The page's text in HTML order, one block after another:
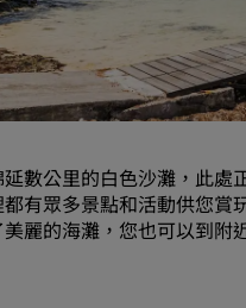
要
活
產
搜
搜
數公里的白色沙灘，此
有眾多景點和活動供您
麗的海灘，您也可以到